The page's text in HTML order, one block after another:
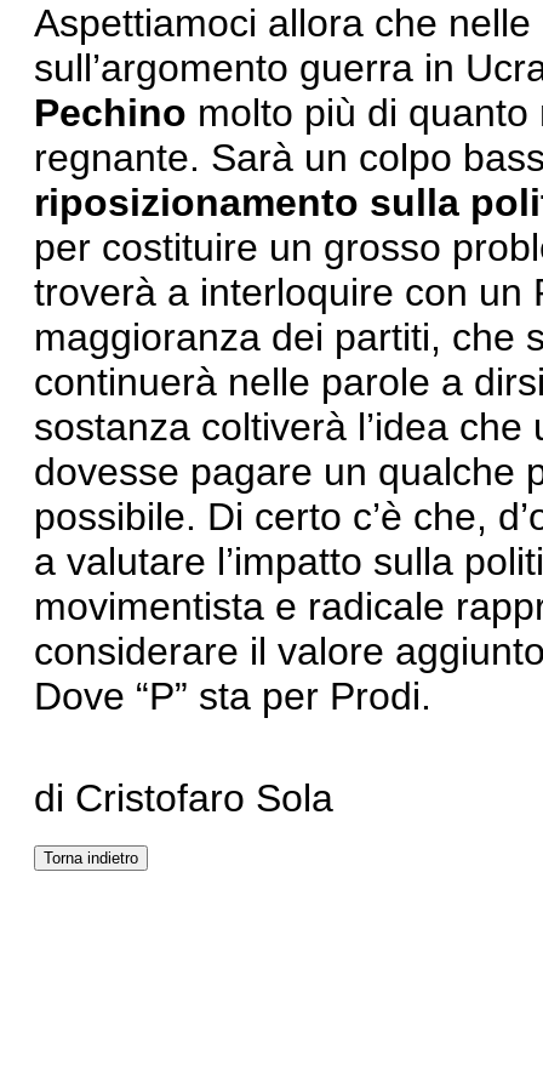
Aspettiamoci allora che
sull’argomento guerra in
Pechino molto più di
regnante. Sarà un colpo
riposizionamento sulla
per costituire un grosso
troverà a interloquire con un
maggioranza dei partiti, che
continuerà nelle parole a
sostanza coltiverà l’idea
dovesse pagare un qualche
possibile. Di certo c’è che,
a valutare l’impatto sulla
movimentista e radicale
considerare il valore
Dove “P” sta per Prodi.
di Cristofaro Sola